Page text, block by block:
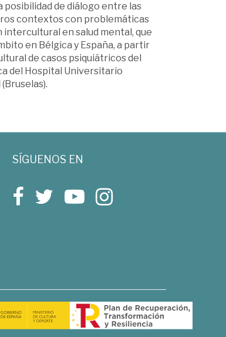
posibilidad de diálogo entre las
contextos con problemáticas
en salud mental, que
en Bélgica y España, a partir
de casos psiquiátricos del
del Hospital Universitario
SÍGUENOS EN